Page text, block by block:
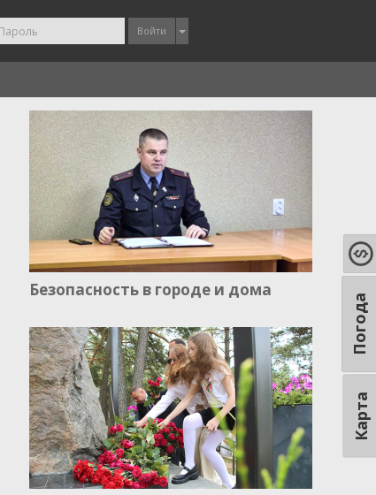
Войти
Безопасность в городе и дома
Карта
Погода